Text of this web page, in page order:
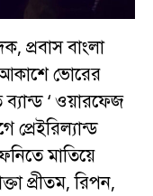
প্রবাস বাংলা
ভোরের
‘ ওয়ারফেজ
মাতিয়ে
প্রীতম, রিপন,